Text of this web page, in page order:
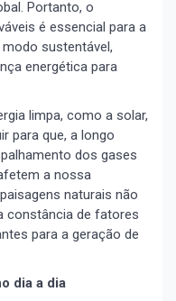
Portanto, o
é essencial para a
sustentável,
energética para
limpa, como a solar,
para que, a longo
dos gases
a nossa
naturais não
constância de fatores
para a geração de
dia a dia